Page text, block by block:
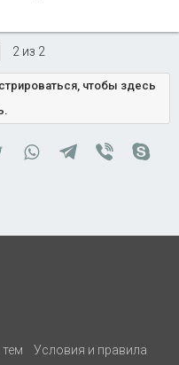
2 из 2
чтобы здесь
TwitterWhatsAppTelegram
Viber
Условия и правила